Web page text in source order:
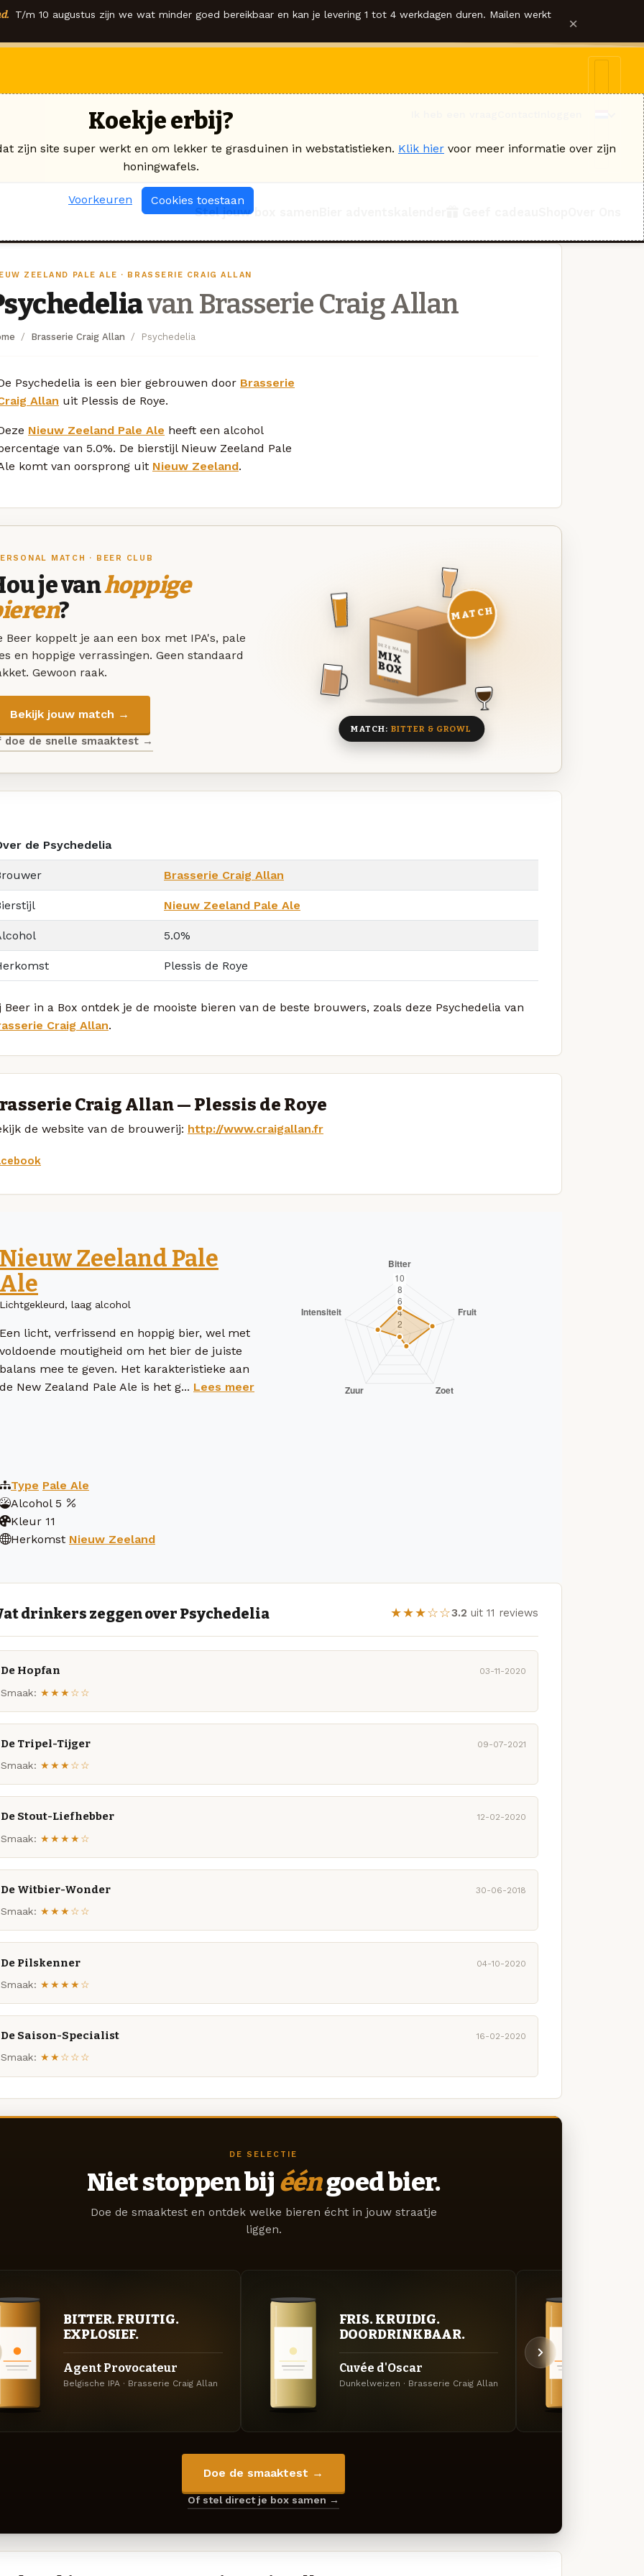
T/m 10 augustus zijn we wat minder goed bereikbaar en kan je levering 1 tot 4 werkdagen duren. Mailen werkt ×
Stel jouw box samen
ZEELAND PALE ALE · BRASSERIE CRAIG ALLAN
van Brasserie Craig Allan
Brasserie Craig Allan Psychedelia
Psychedelia is een bier gebrouwen door Brasserie
Allan uit Plessis de Roye.
Nieuw Zeeland Pale Ale heeft een alcohol
van 5.0%. De bierstijl Nieuw Zeeland Pale
komt van oorsprong uit Nieuw Zeeland.
MATCH · BEER CLUB
je vanhoppige
?
Beer koppelt je aan een box met IPA's, pale
en hoppige verrassingen. Geen standaard
Gewoon raak.
Bekijk jouw match →
doe de snelle smaaktest →
DEZE MAAND
MIX
BOX
8 BIEREN
MATCH
MATCH: BITTER & GROWL
de Psychedelia
Brasserie Craig Allan
Nieuw Zeeland Pale Ale
5.0%
Plessis de Roye
Beer in a Box ontdek je de mooiste bieren van de beste brouwers, zoals deze Psychedelia van
Craig Allan.
Craig Allan — Plessis de Roye
de website van de brouwerij: http://www.craigallan.fr
Nieuw Zeeland Pale
Ale
Lichtgekleurd, laag alcohol
Een licht, verfrissend en hoppig bier, wel met
voldoende moutigheid om het bier de juiste
balans mee te geven. Het karakteristieke aan
de New Zealand Pale Ale is het g... Lees meer
Type Pale Ale
Alcohol 5
Kleur 11
Herkomst Nieuw Zeeland
drinkers zeggen over Psychedelia ★★★☆☆3.2 uit 11 reviews
De Hopfan 03-11-2020
Smaak: ★★★☆☆
De Tripel-Tijger 09-07-2021
Smaak: ★★★☆☆
De Stout-Liefhebber 12-02-2020
Smaak: ★★★★☆
De Witbier-Wonder 30-06-2018
Smaak: ★★★☆☆
De Pilskenner 04-10-2020
Smaak: ★★★★☆
De Saison-Specialist 16-02-2020
Smaak: ★★☆☆☆
DE SELECTIE
Niet stoppen bij ééngoed bier.
Doe de smaaktest en ontdek welke bieren écht in jouw straatje
liggen.
BITTER. FRUITIG.
EXPLOSIEF.
Agent Provocateur
Belgische IPA · Brasserie Craig Allan
FRIS. KRUIDIG.
DOORDRINKBAAR.
Cuvée d'Oscar
Dunkelweizen · Brasserie Craig Allan
Doe de smaaktest →
Of stel direct je box samen →
Koekje erbij?
zijn site super werkt en om lekker te grasduinen in webstatistieken. Klik hier voor meer informatie over zijn
honingwafels.
Voorkeuren Cookies toestaan